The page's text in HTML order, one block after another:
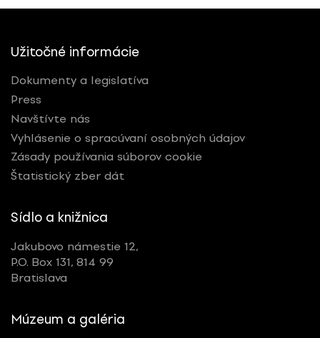
Užitočné informácie
Dokumenty a legislatíva
Press
Navštívte nás
Vyhlásenie o spracúvaní osobných údajov
Zásady používania súborov cookie
Štatistický zber dát
Sídlo a knižnica
Jakubovo námestie 12,
P.O. Box 131, 814 99
Bratislava
Múzeum a galéria